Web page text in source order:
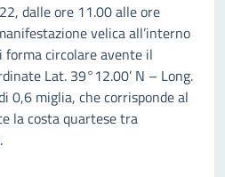
dalle ore 11.00 alle ore
velica all’interno
forma circolare avente il
Lat. 39°12.00’ N – Long.
0,6 miglia, che corrisponde al
la costa quartese tra